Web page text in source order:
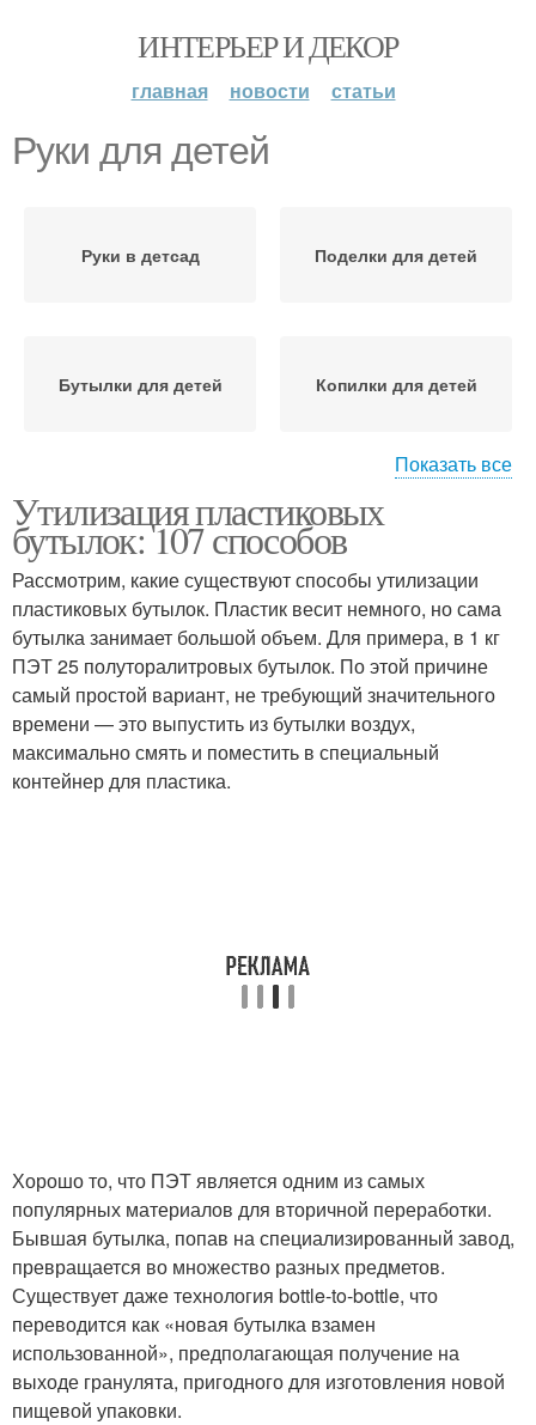
ИНТЕРЬЕР И ДЕКОР
главная новости статьи
Руки для детей
Руки в детсад Поделки для детей
Бутылки для детей Копилки для детей
Руки в детский сад Поделки с детьми
Руки для взрослых
Руки из подручных
материалов
Руки на стену
Показать все
Утилизация пластиковых
бутылок: 107 способов
Рассмотрим, какие существуют способы утилизации
пластиковых бутылок. Пластик весит немного, но сама
бутылка занимает большой объем. Для примера, в 1 кг
ПЭТ 25 полуторалитровых бутылок. По этой причине
самый простой вариант, не требующий значительного
времени — это выпустить из бутылки воздух,
максимально смять и поместить в специальный
контейнер для пластика.
Хорошо то, что ПЭТ является одним из самых
популярных материалов для вторичной переработки.
Бывшая бутылка, попав на специализированный завод,
превращается во множество разных предметов.
Существует даже технология bottle-to-bottle, что
переводится как «новая бутылка взамен
использованной», предполагающая получение на
выходе гранулята, пригодного для изготовления новой
пищевой упаковки.